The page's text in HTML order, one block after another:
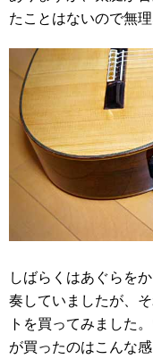
たことはないので無理
しばらくはあぐらを
奏していましたが、
トを買ってみました
が買ったのはこんな